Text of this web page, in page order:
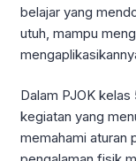
belajar yang
utuh, mampu
Dalam PJOK
kegiatan yang
memahami aturan